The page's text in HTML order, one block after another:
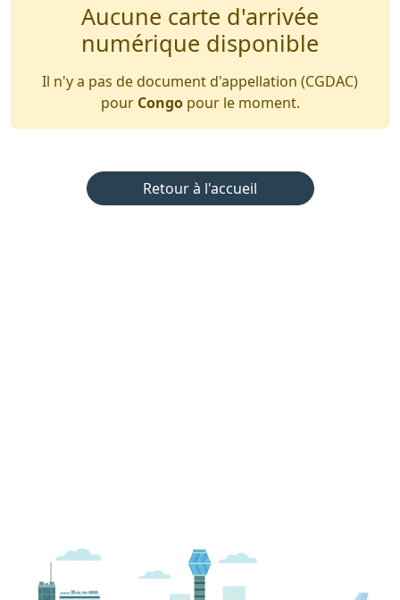
Aucune carte d'arrivée
numérique disponible
Il n'y a pas de document d'appellation (CGDAC)
pour Congopour le moment.
Retour à l'accueil